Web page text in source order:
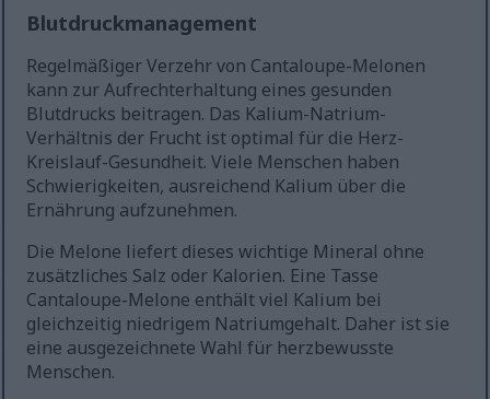
Blutdruckmanagement
Regelmäßiger Verzehr von Cantaloupe-Melonen
kann zur Aufrechterhaltung eines gesunden
Blutdrucks beitragen. Das Kalium-Natrium-
Verhältnis der Frucht ist optimal für die Herz-
Kreislauf-Gesundheit. Viele Menschen haben
Schwierigkeiten, ausreichend Kalium über die
Ernährung aufzunehmen.
Die Melone liefert dieses wichtige Mineral ohne
zusätzliches Salz oder Kalorien. Eine Tasse
Cantaloupe-Melone enthält viel Kalium bei
gleichzeitig niedrigem Natriumgehalt. Daher ist sie
eine ausgezeichnete Wahl für herzbewusste
Menschen.